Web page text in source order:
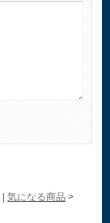
気になる商品 >